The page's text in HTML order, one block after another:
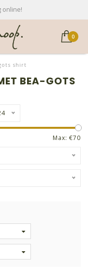
online!
0
shirt
BEA-GOTS
Max: €70